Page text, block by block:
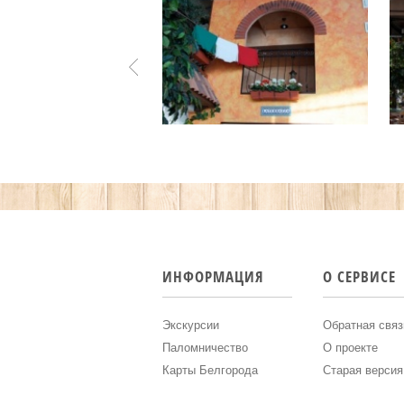
ИНФОРМАЦИЯ
Экскурсии
Паломничество
Карты Белгорода
О СЕРВИСЕ
Обратная
О проекте
Старая версия